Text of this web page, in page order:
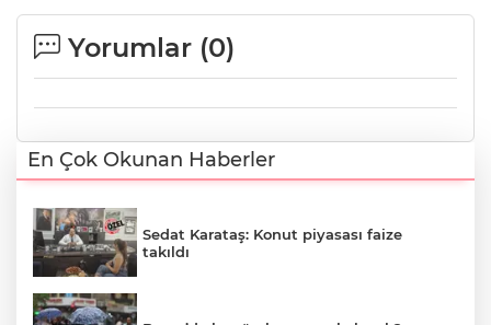
Yorumlar (0)
En Çok Okunan Haberler
Sedat Karataş: Konut piyasası faize
takıldı